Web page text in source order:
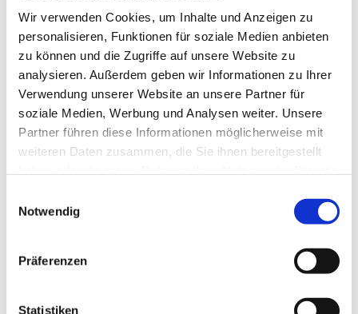
Wir verwenden Cookies, um Inhalte und Anzeigen zu
personalisieren, Funktionen für soziale Medien anbieten
zu können und die Zugriffe auf unsere Website zu
analysieren. Außerdem geben wir Informationen zu Ihrer
Verwendung unserer Website an unsere Partner für
soziale Medien, Werbung und Analysen weiter. Unsere
Partner führen diese Informationen möglicherweise mit
weiteren Daten zusammen, die Sie ihnen bereitgestellt
Notwendig
Präferenzen
Statistiken